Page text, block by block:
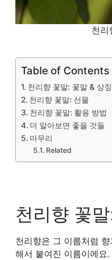
천리
Table of Contents
천리향 꽃말: 꽃말 & 상징
천리향 꽃말: 선물
천리향 꽃말: 활용 방법
더 알아보면 좋을 것들
마무리
Related
천리향 꽃
천리향은 그 이름처럼
해서 붙여진 이름이에요